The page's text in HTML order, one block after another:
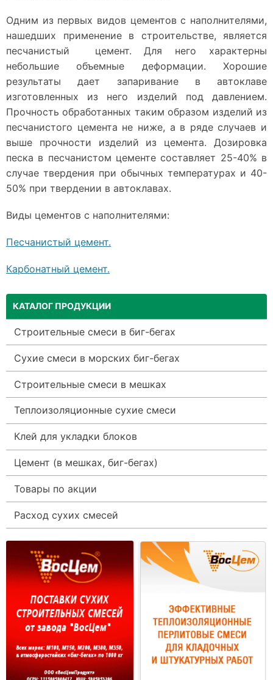
Одним из первых видов цементов с наполнителями,
нашедших применение в строительстве, является
песчанистый цемент. Для него характерны
небольшие объемные деформации. Хорошие
результаты дает запаривание в автоклаве
изготовленных из него изделий под давлением.
Прочность обработанных таким образом изделий из
песчанистого цемента не ниже, а в ряде случаев и
выше прочности изделий из цемента. Дозировка
песка в песчанистом цементе составляет 25-40% в
случае твердения при обычных температурах и 40-
50% при твердении в автоклавах.
Виды цементов с наполнителями:
Песчанистый цемент.
Карбонатный цемент.
КАТАЛОГ ПРОДУКЦИИ
Строительные смеси в биг-бегах
Сухие смеси в морских биг-бегах
Строительные смеси в мешках
Теплоизоляционные сухие смеси
Клей для укладки блоков
Цемент (в мешках, биг-бегах)
Товары по акции
Расход сухих смесей